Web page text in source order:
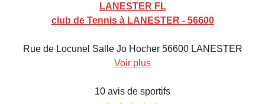
LANESTER FL
club de Tennis à LANESTER - 56600
Rue de Locunel Salle Jo Hocher 56600 LANESTER
Voir plus
10 avis de sportifs